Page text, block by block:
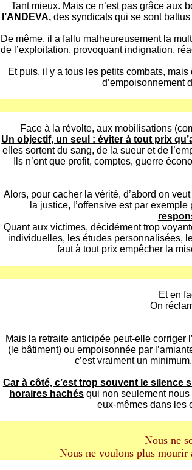
Tant mieux. Mais ce n’est pas grâce aux
l’ANDEVA, des syndicats qui se sont
De même, il a fallu malheureusement la
de l’exploitation, provoquant indignation,
Et puis, il y a tous les petits combats,
d’empoisonnement
Face à la révolte, aux mobilisations
Un objectif, un seul : éviter à tout prix
elles sortent du sang, de la sueur et de
Ils n’ont que profit, comptes, guerre
Alors, pour cacher la vérité, d’abord on
la justice, l’offensive est par
Quant aux victimes, décidément trop
individuelles, les études personnalisées,
faut à tout prix empêcher la
Et en
On
Mais la retraite anticipée peut-elle corriger
(le bâtiment) ou empoisonnée par
c’est vraiment un
Car à côté, c’est trop souvent le silence
horaires hachés qui non seulement
eux-mêmes dans
Nous ne
Nous ne voulons plus mourir